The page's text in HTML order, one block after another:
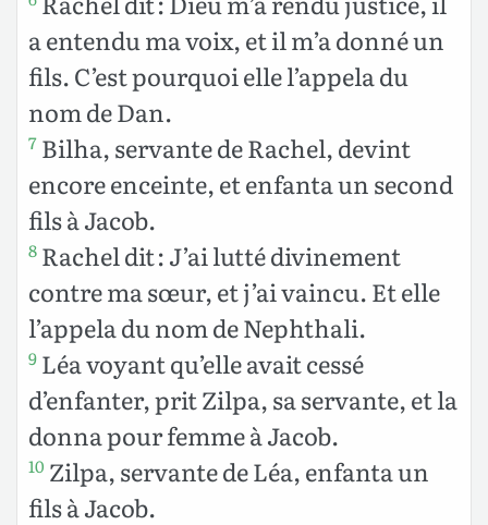
a entendu ma voix, et il m’a donné un
fils. C’est pourquoi elle l’appela du
nom de Dan.
7 Bilha, servante de Rachel, devint
encore enceinte, et enfanta un second
fils à Jacob.
8 Rachel dit : J’ai lutté divinement
contre ma sœur, et j’ai vaincu. Et elle
l’appela du nom de Nephthali.
9 Léa voyant qu’elle avait cessé
d’enfanter, prit Zilpa, sa servante, et la
donna pour femme à Jacob.
10 Zilpa, servante de Léa, enfanta un
fils à Jacob.